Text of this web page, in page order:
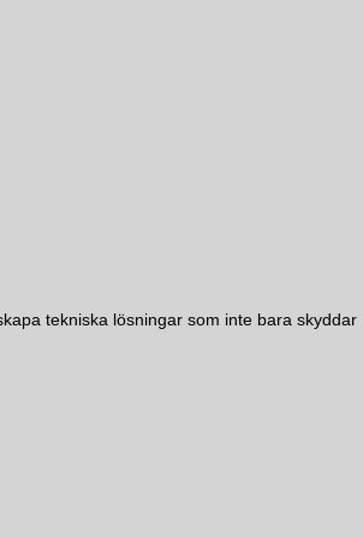
tekniska lösningar som inte bara skyddar